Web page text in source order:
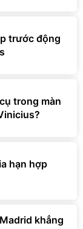
trước động
trong màn
hạn hợp
khẳng